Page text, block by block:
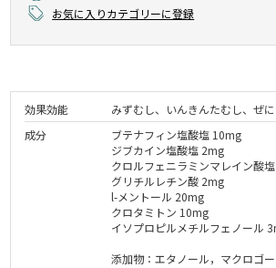
お気に入りカテゴリーに登録
効果効能
みずむし、いんきんたむし、ぜ
成分
ブテナフィン塩酸塩 10mg
ジブカイン塩酸塩 2mg
クロルフェニラミンマレイン酸
グリチルレチン酸 2mg
l-メントール 20mg
クロタミトン 10mg
イソプロピルメチルフェノール
添加物：エタノール，マクロゴ